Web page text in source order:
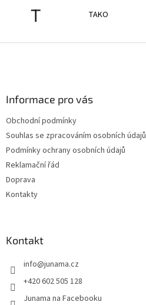
T TAKO
Informace pro vás
Obchodní podmínky
Souhlas se zpracováním osobních údajů
Podmínky ochrany osobních údajů
Reklamační řád
Doprava
Kontakty
Kontakt
info@junama.cz
+420 602 505 128
Junama na Facebooku